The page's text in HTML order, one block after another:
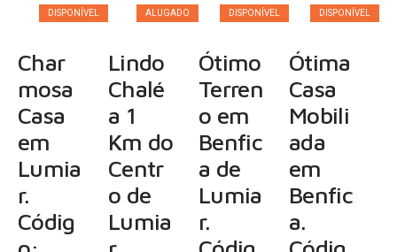
DISPONÍVEL
Char
mosa
Casa
em
Lumia
r.
Códig
ALUGADO
Lindo
Chalé
a 1
Km do
Centr
o de
Lumia
DISPONÍVEL
Ótimo
Terren
o em
Benfic
a de
Lumia
r.
DISPONÍVEL
Ótima
Casa
Mobili
ada
em
Benfic
a.